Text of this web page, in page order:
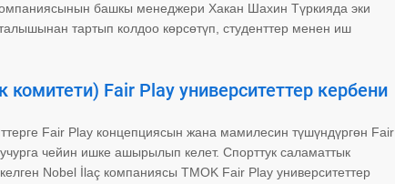
башкы менеджери Хакан Шахин Түркияда эки
тартып колдоо көрсөтүп, студенттер менен иш
Fair Play университеттер кербени
Fair Play концепциясын жана мамилесин түшүндүргөн Fair
чейин ишке ашырылып келет. Спорттук саламаттык
Nobel İlaç компаниясы TMOK Fair Play университеттер